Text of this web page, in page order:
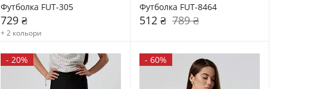
Футболка FUT-305
729 ₴
+ 2 кольори
Футболка FUT-8464
512 ₴ 789 ₴
- 20% - 60%